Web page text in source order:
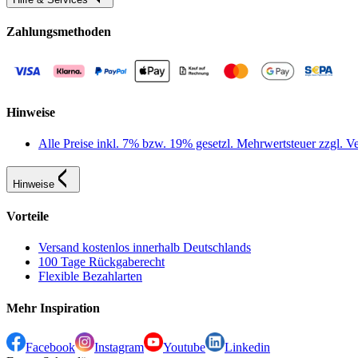
Zahlungsmethoden
Hinweise
Alle Preise inkl. 7% bzw. 19% gesetzl. Mehrwertsteuer zzgl.
Hinweise
Vorteile
Versand kostenlos innerhalb Deutschlands
100 Tage Rückgaberecht
Flexible Bezahlarten
Mehr Inspiration
Facebook Instagram Youtube
Linkedin